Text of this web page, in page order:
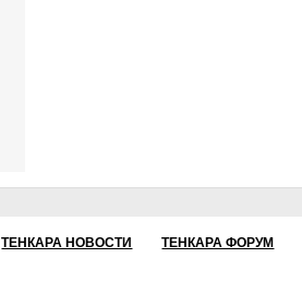
ТЕНКАРА НОВОСТИ ТЕНКАРА ФОРУМ